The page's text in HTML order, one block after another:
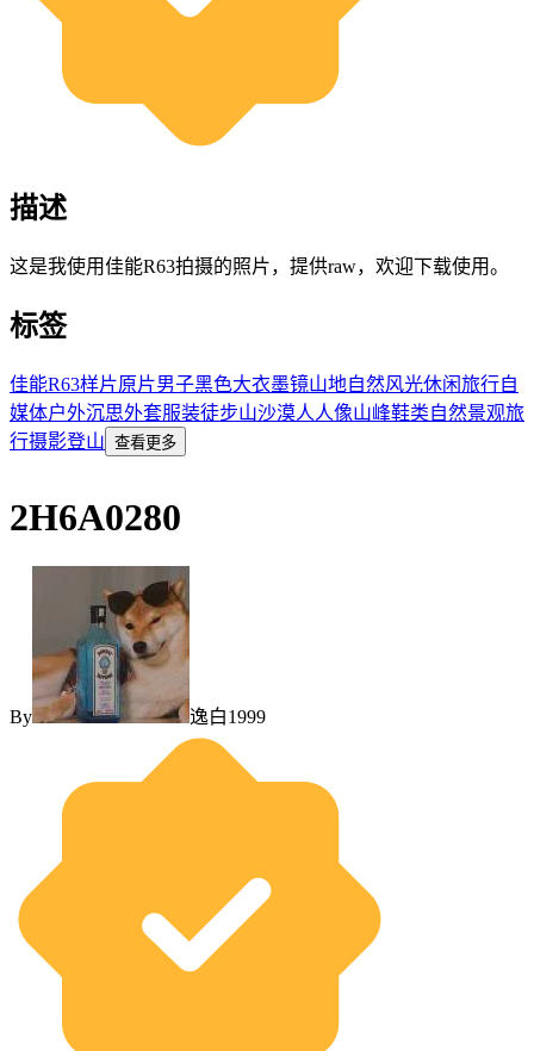
描述
这是我使用佳能R63拍摄的照片，提供raw，欢迎下载使用。
标签
佳能R63样片原片男子黑色大衣墨镜山地自然风光休闲旅行自
媒体户外沉思外套服装徒步山沙漠人 人像山峰鞋类自然景观旅
行摄影登山 查看更多
2H6A0280
By 逸白1999